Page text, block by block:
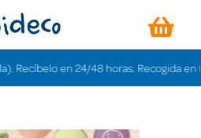
en 24/48 horas. Recogida en